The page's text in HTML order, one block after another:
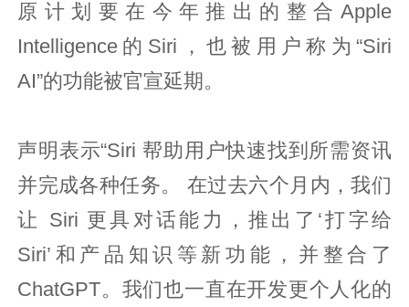
原计划要在今年推出的整合Apple
Intelligence的Siri，也被用户称为“Siri
AI”的功能被官宣延期。
声明表示“Siri 帮助用户快速找到所需资讯
并完成各种任务。 在过去六个月内，我们
让 Siri 更具对话能力，推出了‘打字给
Siri’和产品知识等新功能，并整合了
ChatGPT。我们也一直在开发更个人化的